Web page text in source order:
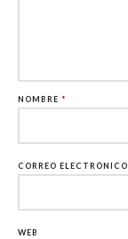
NOMBRE *
CORREO ELECTRÓNICO
WEB